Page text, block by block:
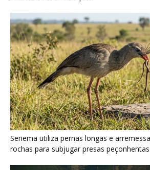
Poraquê sincroniza descargas elétricas
amplificar campo elétrico e atordoar
maiores na Amazônia